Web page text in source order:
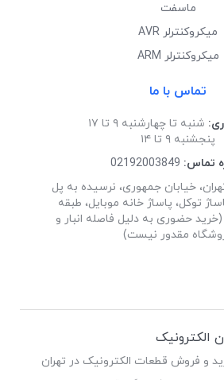
ماسفت
میکروکنترلر AVR
میکروکنترلر ARM
تماس با ما
شنبه تا چهارشنبه ۹ تا ۱۷
پنجشنبه ۹ تا ۱۴
تماس: 02192003849
خیابان جمهوری، نرسیده به پل
توکل، پاساژ خانه موبایل، طبقه
منفی1، واحد B4 (خرید حضوری به دلیل فاصله انبار و
مقدور نیست)
الکترونیک
و فروش قطعات الکترونیک در تهران